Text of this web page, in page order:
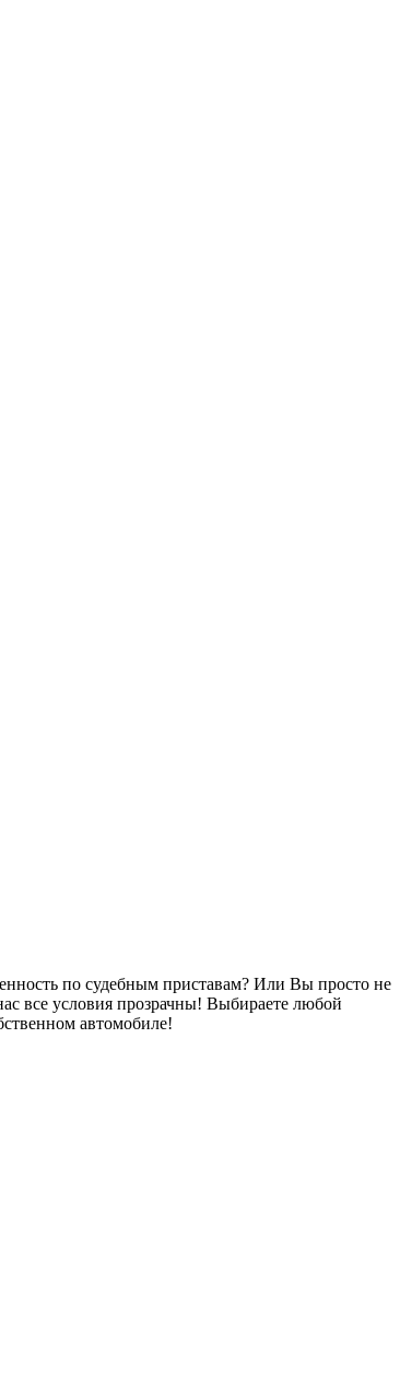
по судебным приставам? Или Вы просто не
все условия прозрачны! Выбираете любой
автомобиле!